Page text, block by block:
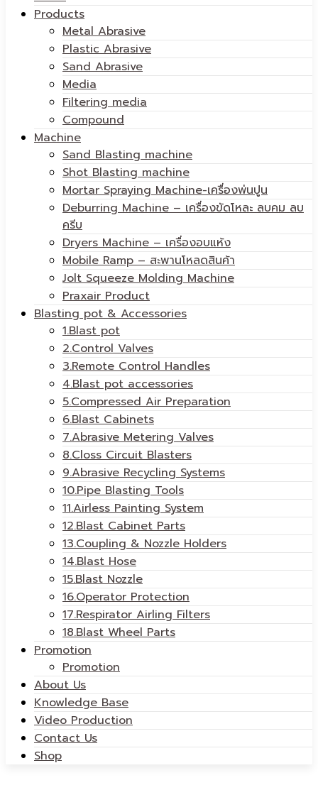
Products
Metal Abrasive
Plastic Abrasive
Sand Abrasive
Media
Filtering media
Compound
Machine
Sand Blasting machine
Shot Blasting machine
Mortar Spraying Machine-เครื่องพ่นปูน
Deburring Machine – เครื่องขัดโหละ ลบคม ลบ
ครีบ
Dryers Machine – เครื่องอบแห้ง
Mobile Ramp – สะพานโหลดสินค้า
Jolt Squeeze Molding Machine
Praxair Product
Blasting pot & Accessories
1.Blast pot
2.Control Valves
3.Remote Control Handles
4.Blast pot accessories
5.Compressed Air Preparation
6.Blast Cabinets
7.Abrasive Metering Valves
8.Closs Circuit Blasters
9.Abrasive Recycling Systems
10.Pipe Blasting Tools
11.Airless Painting System
12.Blast Cabinet Parts
13.Coupling & Nozzle Holders
14.Blast Hose
15.Blast Nozzle
16.Operator Protection
17.Respirator Airling Filters
18.Blast Wheel Parts
Promotion
Promotion
About Us
Knowledge Base
Video Production
Contact Us
Shop